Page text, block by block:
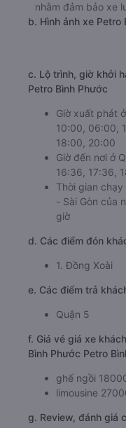
nhằm đảm bảo xe
b. Hình ảnh xe Petro
c. Lộ trình, giờ khởi
Petro Bình Phước
Giờ xuất phát
10:00, 06:00,
18:00, 20:00
Giờ đến nơi ở
16:36, 17:36,
Thời gian
- Sài Gòn của
giờ
d. Các điểm đón
1. Đồng Xoài
e. Các điểm trả
Quận 5
f. Giá vé giá xe
Bình Phước Petro
ghế ngồi
limousine
g. Review, đánh giá